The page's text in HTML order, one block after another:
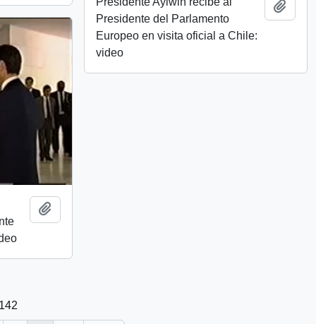
Presidente del Parlamento
Europeo en visita oficial a Chile:
video
Add
Add to clipboard